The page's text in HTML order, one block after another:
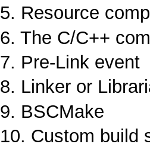
5. Resource
6. The C/C++
7. Pre-Link event
8. Linker or
9. BSCMake
10. Custom build